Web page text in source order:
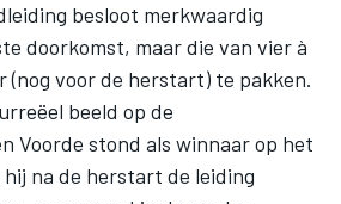
besloot merkwaardig
doorkomst, maar die van vier à
voor de herstart) te pakken.
beeld op de
Voorde stond als winnaar op het
na de herstart de leiding